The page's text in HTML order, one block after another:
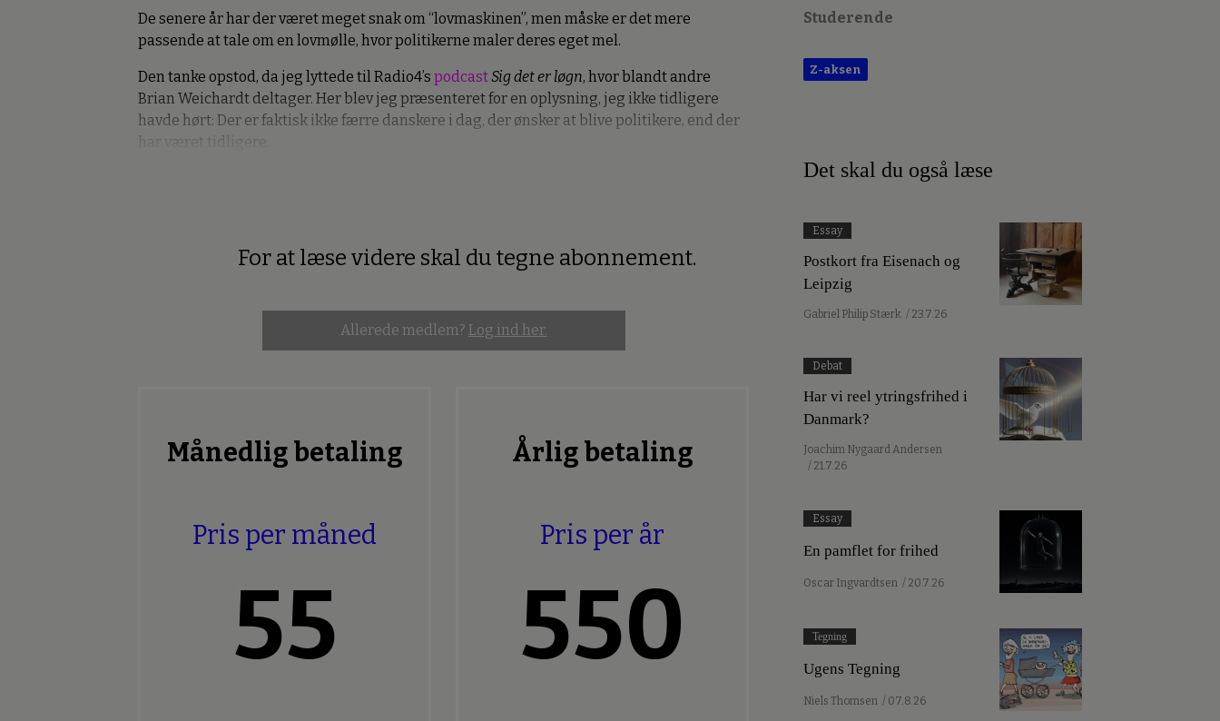
De senere år har der været meget snak om “lovmaskinen”, men måske er det mere
passende at tale om en lovmølle, hvor politikerne maler deres eget mel.
Den tanke opstod, da jeg lyttede til Radio4’s podcastSig det er løgn, hvor blandt andre
Brian Weichardt deltager. Her blev jeg præsenteret for en oplysning, jeg ikke tidligere
havde hørt: Der er faktisk ikke færre danskere i dag, der ønsker at blive politikere, end der
har været tidligere.
PremiumFor at læse videre skal du tegne abonnement.
Allerede medlem? Log ind her.
Månedlig betaling
Pris per måned
55
Årlig betaling
Pris per år
550
Studerende
Z-aksen
Det skal du også læse
Essay
Postkort fra Eisenach og
Leipzig
Gabriel Philip Stærk / 23.7.26
Debat
Har vi reel ytringsfrihed i
Danmark?
Joachim Nygaard Andersen
/ 21.7.26
Essay
En pamflet for frihed
Oscar Ingvardtsen / 20.7.26
Tegning
Ugens Tegning
Niels Thomsen / 07.8.26